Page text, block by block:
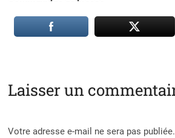
Laisser un
Votre adresse e-mail ne sera pas publiée.